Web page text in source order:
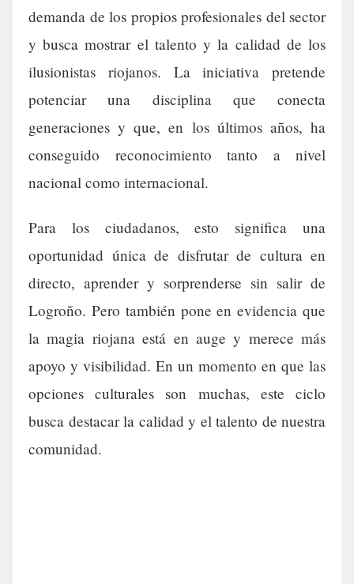
demanda de los propios profesionales del sector
y busca mostrar el talento y la calidad de los
ilusionistas riojanos. La iniciativa pretende
potenciar una disciplina que conecta
generaciones y que, en los últimos años, ha
conseguido reconocimiento tanto a nivel
nacional como internacional.
Para los ciudadanos, esto significa una
oportunidad única de disfrutar de cultura en
directo, aprender y sorprenderse sin salir de
Logroño. Pero también pone en evidencia que
la magia riojana está en auge y merece más
apoyo y visibilidad. En un momento en que las
opciones culturales son muchas, este ciclo
busca destacar la calidad y el talento de nuestra
comunidad.